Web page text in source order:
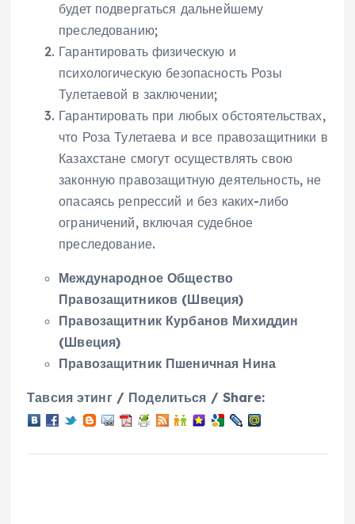
будет подвергаться дальнейшему
преследованию;
Гарантировать физическую и
психологическую безопасность Розы
Тулетаевой в заключении;
Гарантировать при любых обстоятельствах,
что Роза Тулетаева и все правозащитники в
Казахстане смогут осуществлять свою
законную правозащитную деятельность, не
опасаясь репрессий и без каких-либо
ограничений, включая судебное
преследование.
Международное Общество
Правозащитников (Швеция)
Правозащитник Курбанов Михиддин
(Швеция)
Правозащитник Пшеничная Нина
Тавсия этинг / Поделиться / Share: